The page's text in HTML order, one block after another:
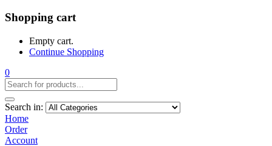
Shopping cart
Empty cart.
Continue Shopping
0
Search in:
Home
Order
Account